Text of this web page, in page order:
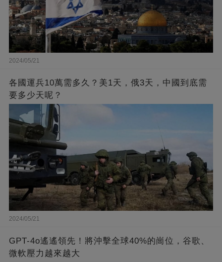
2024/05/21
各國運兵10萬需多久？美1天，俄3天，中國到底需
要多少天呢？
2024/05/21
GPT-4o遙遙領先！將沖擊全球40%的崗位，谷歌、
微軟壓力越來越大